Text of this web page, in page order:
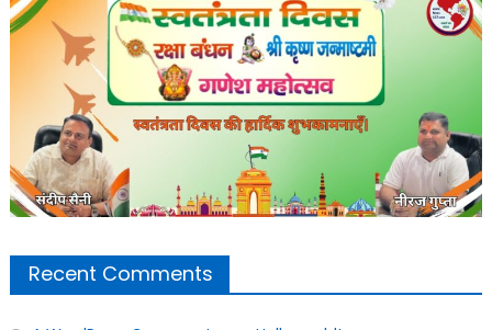
Recent Comments